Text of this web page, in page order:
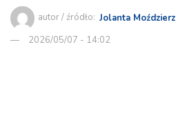
autor / źródło: Jolanta Moździerz
2026/05/07 - 14:02